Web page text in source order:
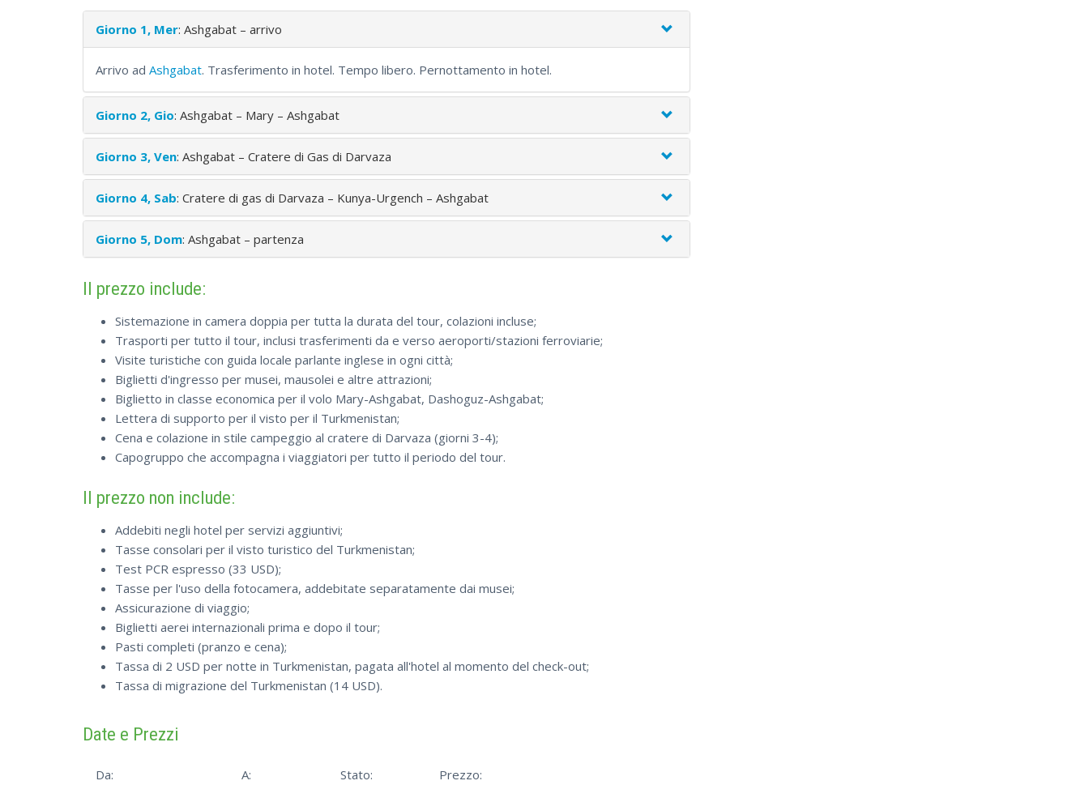
Giorno 1, Mer: Ashgabat – arrivo
Arrivo ad Ashgabat. Trasferimento in hotel. Tempo libero. Pernottamento in hotel.
Giorno 2, Gio: Ashgabat – Mary – Ashgabat
Giorno 3, Ven: Ashgabat – Cratere di Gas di Darvaza
Giorno 4, Sab: Cratere di gas di Darvaza – Kunya-Urgench – Ashgabat
Giorno 5, Dom: Ashgabat – partenza
Il prezzo include:
Sistemazione in camera doppia per tutta la durata del tour, colazioni incluse;
Trasporti per tutto il tour, inclusi trasferimenti da e verso aeroporti/stazioni ferroviarie;
Visite turistiche con guida locale parlante inglese in ogni città;
Biglietti d'ingresso per musei, mausolei e altre attrazioni;
Biglietto in classe economica per il volo Mary-Ashgabat, Dashoguz-Ashgabat;
Lettera di supporto per il visto per il Turkmenistan;
Cena e colazione in stile campeggio al cratere di Darvaza (giorni 3-4);
Capogruppo che accompagna i viaggiatori per tutto il periodo del tour.
Il prezzo non include:
Addebiti negli hotel per servizi aggiuntivi;
Tasse consolari per il visto turistico del Turkmenistan;
Test PCR espresso (33 USD);
Tasse per l'uso della fotocamera, addebitate separatamente dai musei;
Assicurazione di viaggio;
Biglietti aerei internazionali prima e dopo il tour;
Pasti completi (pranzo e cena);
Tassa di 2 USD per notte in Turkmenistan, pagata all'hotel al momento del check-out;
Tassa di migrazione del Turkmenistan (14 USD).
Date e Prezzi
Da: A: Stato: Prezzo: